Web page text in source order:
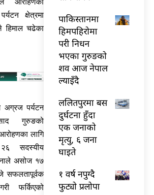
क्षेत्रमा
हिमाल चढेका
पर्यटन
गुरुङको
आरोहणका लागि
सदस्यीय
असोज १७
सफलतापूर्वक
फर्किएको
पाकिस्तानमा
हिमपहिरोमा
परी निधन
भएका गुरुङको
शव आज नेपाल
ल्याइँदै
ललितपुरमा बस
दुर्घटना हुँदा
एक जनाको
मृत्यु, ६ जना
घाइते
१ वर्ष नपुग्दै
फुट्यो प्रलोपा